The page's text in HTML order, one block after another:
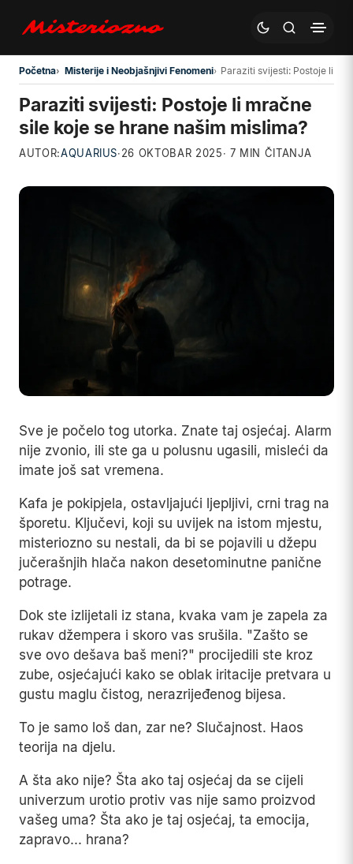
Preskoči na glavni sadržaj
Početna Misterije i Neobjašnjivi Fenomeni Paraziti svijesti: Postoje li
Paraziti svijesti: Postoje li mračne
sile koje se hrane našim mislima?
AUTOR:AQUARIUS·26 OKTOBAR 2025· 7 MIN ČITANJA
Sve je počelo tog utorka. Znate taj osjećaj. Alarm
nije zvonio, ili ste ga u polusnu ugasili, misleći da
imate još sat vremena.
Kafa je pokipjela, ostavljajući ljepljivi, crni trag na
šporetu. Ključevi, koji su uvijek na istom mjestu,
misteriozno su nestali, da bi se pojavili u džepu
jučerašnjih hlača nakon desetominutne panične
potrage.
Dok ste izlijetali iz stana, kvaka vam je zapela za
rukav džempera i skoro vas srušila. "Zašto se
sve ovo dešava baš meni?" procijedili ste kroz
zube, osjećajući kako se oblak iritacije pretvara u
gustu maglu čistog, nerazrijeđenog bijesa.
To je samo loš dan, zar ne? Slučajnost. Haos
teorija na djelu.
A šta ako nije? Šta ako taj osjećaj da se cijeli
univerzum urotio protiv vas nije samo proizvod
vašeg uma? Šta ako je taj osjećaj, ta emocija,
zapravo... hrana?